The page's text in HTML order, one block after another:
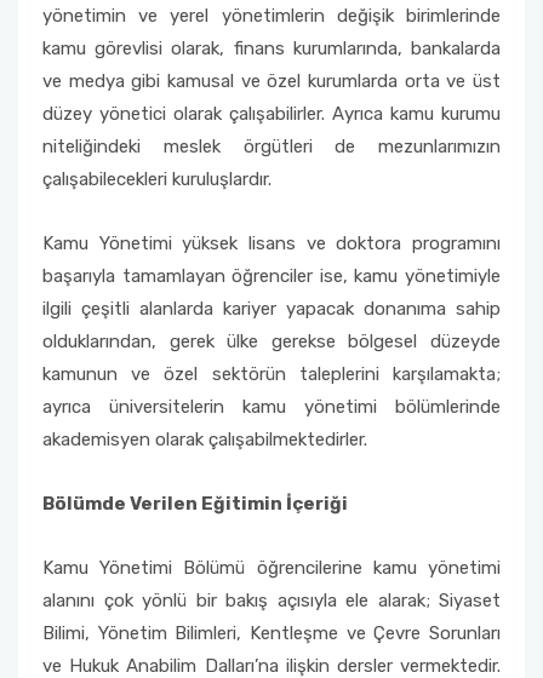
yönetimin ve yerel yönetimlerin değişik birimlerinde
kamu görevlisi olarak, finans kurumlarında, bankalarda
ve medya gibi kamusal ve özel kurumlarda orta ve üst
düzey yönetici olarak çalışabilirler. Ayrıca kamu kurumu
niteliğindeki meslek örgütleri de mezunlarımızın
çalışabilecekleri kuruluşlardır.
Kamu Yönetimi yüksek lisans ve doktora programını
başarıyla tamamlayan öğrenciler ise, kamu yönetimiyle
ilgili çeşitli alanlarda kariyer yapacak donanıma sahip
olduklarından, gerek ülke gerekse bölgesel düzeyde
kamunun ve özel sektörün taleplerini karşılamakta;
ayrıca üniversitelerin kamu yönetimi bölümlerinde
akademisyen olarak çalışabilmektedirler.
Bölümde Verilen Eğitimin İçeriği
Kamu Yönetimi Bölümü öğrencilerine kamu yönetimi
alanını çok yönlü bir bakış açısıyla ele alarak; Siyaset
Bilimi, Yönetim Bilimleri, Kentleşme ve Çevre Sorunları
ve Hukuk Anabilim Dalları’na ilişkin dersler vermektedir.